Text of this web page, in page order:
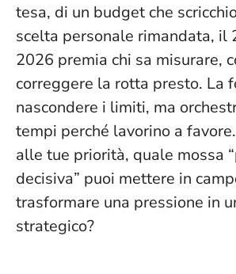
tesa, di un budget che
scelta personale rimandata, il
2026 premia chi sa misurare,
correggere la rotta presto. La
nascondere i limiti, ma
tempi perché lavorino a favore
alle tue priorità, quale mossa
decisiva” puoi mettere in
trasformare una pressione in
strategico?